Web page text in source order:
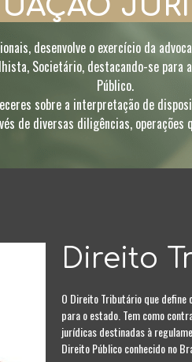
desenvolve o exercício da
Societário, destacando-se
Público.
sobre a interpretação de
de diversas diligências,
Direito
O Direito Tributário que
para o estado. Tem como
jurídicas destinadas à
Direito Público conhecido no